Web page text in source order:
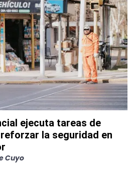
ejecuta tareas de
la seguridad en
Cuyo